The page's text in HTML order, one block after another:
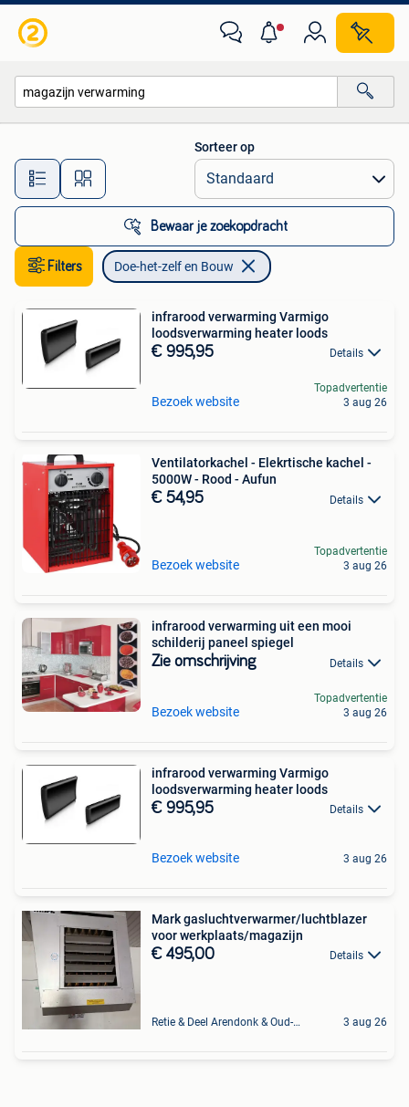
Alle afstanden…
Sorteer op
Bewaar je zoekopdracht
Filters Doe-het-zelf en Bouw
infrarood verwarming Varmigo
loodsverwarming heater loods
€ 995,95 Details
Bezoek website
Topadvertentie
3 aug 26
Ventilatorkachel - Elekrtische kachel -
5000W - Rood - Aufun
€ 54,95 Details
Bezoek website
Topadvertentie
3 aug 26
infrarood verwarming uit een mooi
schilderij paneel spiegel
Zie omschrijving Details
Bezoek website
Topadvertentie
3 aug 26
infrarood verwarming Varmigo
loodsverwarming heater loods
€ 995,95 Details
Bezoek website 3 aug 26
Mark gasluchtverwarmer/luchtblazer
voor werkplaats/magazijn
€ 495,00 Details
Retie & Deel Arendonk & Oud-Turnhout 3 aug 26